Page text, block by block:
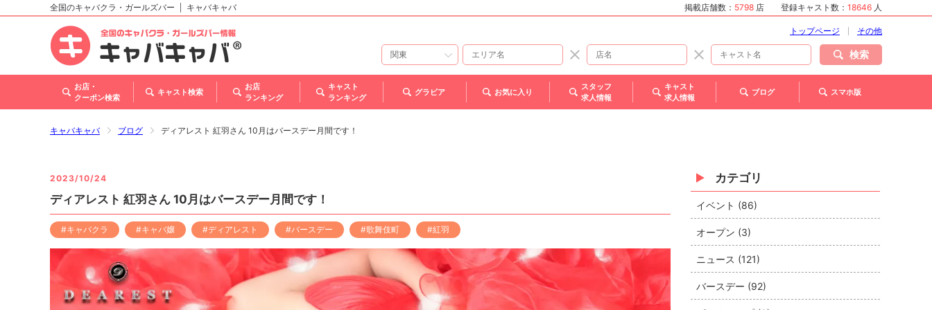
北海道
東北
甲信越・北陸
関西
全国のキャバクラ・ガールズバー キャバキャバ 掲載店舗数： 5798 店 登録キャスト数： 18646 人
トップページ その他
検索
お店・
クーポン検索
キャスト検索
お店
ランキング
キャスト
ランキング
グラビア お気に入り
スタッフ
求人情報
キャスト
求人情報
ブログ スマホ版
キャバキャバ ブログ ディアレスト 紅羽さん 10月はバースデー月間です！
2023/10/24
ディアレスト 紅羽さん 10月はバースデー月間です！
#キャバクラ #キャバ嬢 #ディアレスト #バースデー #歌舞伎町 #紅羽
カテゴリ
イベント (86)
オープン (3)
ニュース (121)
バースデー (92)